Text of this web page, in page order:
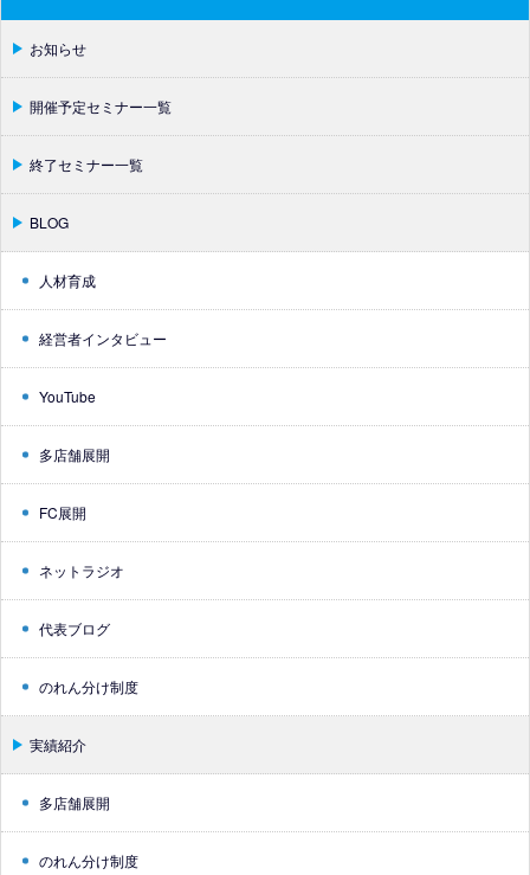
お知らせ
開催予定セミナー一覧
終了セミナー一覧
BLOG
人材育成
経営者インタビュー
YouTube
多店舗展開
FC展開
ネットラジオ
代表ブログ
のれん分け制度
実績紹介
多店舗展開
のれん分け制度